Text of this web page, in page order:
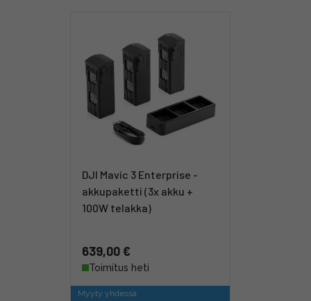
DJI Mavic 3 Enterprise -
akkupaketti (3x akku +
100W telakka)
639,00 €
Toimitus heti
Myyty yhdessä